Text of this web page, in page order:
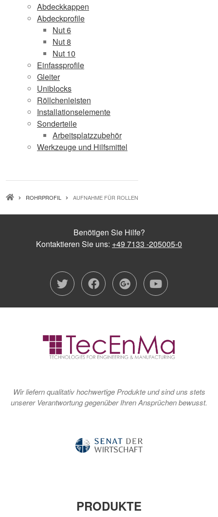
Abdeckkappen
Abdeckprofile
Nut 6
Nut 8
Nut 10
Einfassprofile
Gleiter
Uniblocks
Röllchenleisten
Installationselemente
Sonderteile
Arbeitsplatzzubehör
Werkzeuge und Hilfsmittel
PFADNAVIGATION
ROHRPROFIL AUFNAHME FÜR ROLLEN
Benötigen Sie Hilfe?
Kontaktieren Sie uns: +49 7133 -205005-0
twitterfacebook
google-
Wir liefern qualitativ hochwertige Produkte und sind uns stets
unserer Verantwortung gegenüber Ihren Ansprüchen bewusst.
PRODUKTE